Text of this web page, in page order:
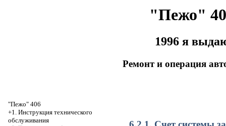
"Пежо"
1996 я
Ремонт и операция
"Пежо" 406
+1. Инструкция технического
обслуживания